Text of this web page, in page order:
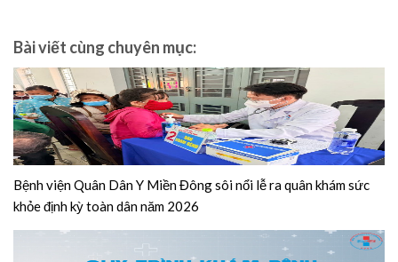
Bài viết cùng chuyên mục:
Bệnh viện Quân Dân Y Miền Đông sôi nổi lễ ra quân khám sức
khỏe định kỳ toàn dân năm 2026